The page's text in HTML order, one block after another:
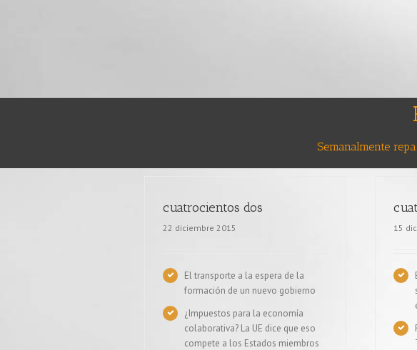
Semanalmente
cuatrocientos dos
22 diciembre 2015
El transporte a la espera de la
formación de un nuevo gobierno
¿Impuestos para la economía
colaborativa? La UE dice que eso
compete a los Estados miembros
15